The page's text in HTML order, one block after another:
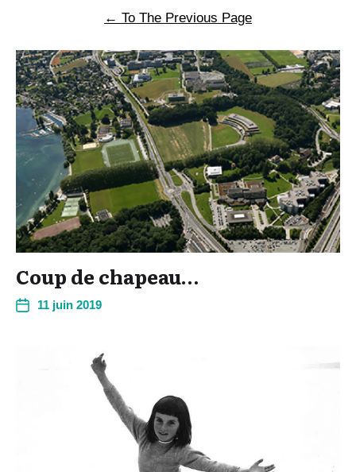
← To The Previous Page
Coup de chapeau…
11 juin 2019